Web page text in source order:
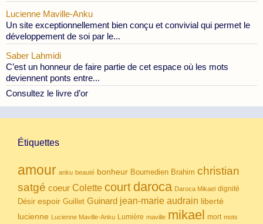
Lucienne Maville-Anku
Un site exceptionnellement bien conçu et convivial qui permet le
développement de soi par le...
Saber Lahmidi
C’est un honneur de faire partie de cet espace où les mots
deviennent ponts entre...
Consultez le livre d’or
Étiquettes
amour anku beauté bonheur Boumedien Brahim christian
satgé coeur Colette court daroca Daroca Mikael dignité
Désir espoir Guillet Guinard jean-marie audrain liberté
lucienne Lucienne Maville-Anku Lumière maville mikael mort mots